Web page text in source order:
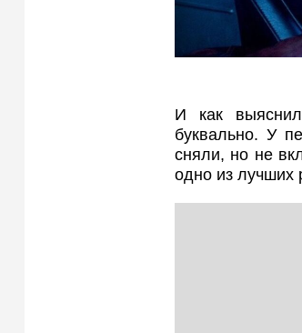
И как
буквально. У
сняли, но не
одно из лучших